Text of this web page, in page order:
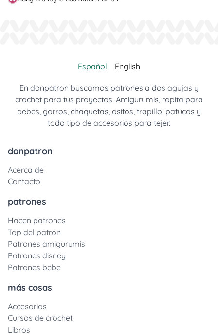
Español English
En donpatron buscamos patrones a dos agujas y
crochet para tus proyectos. Amigurumis, ropita para
bebes, gorros, chaquetas, ositos, trapillo, patucos y
todo tipo de accesorios para tejer.
donpatron
Acerca de
Contacto
patrones
Hacen patrones
Top del patrón
Patrones amigurumis
Patrones disney
Patrones bebe
más cosas
Accesorios
Cursos de crochet
Libros